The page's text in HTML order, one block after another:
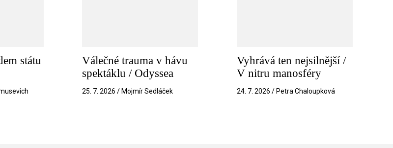
státu
Válečné trauma v hávu
spektáklu / Odyssea
25. 7. 2026 / Mojmír Sedláček
Vyhrává ten nejsilnější /
V nitru manosféry
24. 7. 2026 / Petra Chaloupková